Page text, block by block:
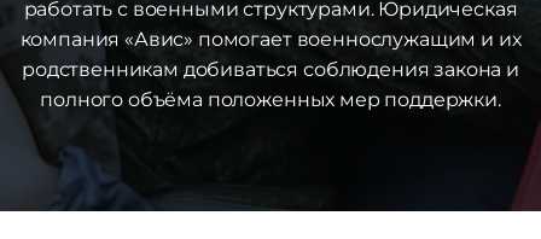
работать с военными структурами. Юридическая
компания «Авис» помогает военнослужащим и их
родственникам добиваться соблюдения закона и
полного объёма положенных мер поддержки.